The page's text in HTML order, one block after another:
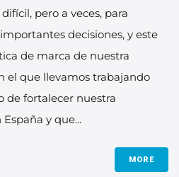
pero a veces, para
decisiones, y este
de marca de nuestra
el que llevamos trabajando
de fortalecer nuestra
y que...
MORE